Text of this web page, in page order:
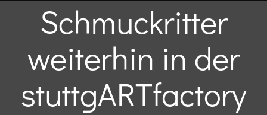
Schmuckritter
weiterhin in der
stuttgARTfactory